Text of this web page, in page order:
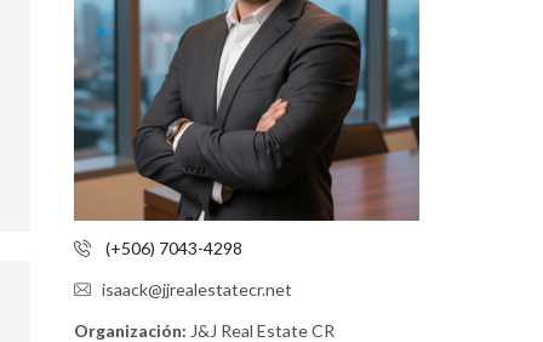
E
S
N
O
B
(+506) 7043-4298
isaack@jjrealestatecr.net
Organización: J&J Real Estate CR